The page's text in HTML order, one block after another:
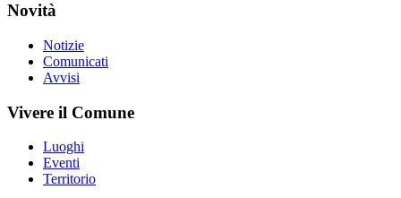
Novità
Notizie
Comunicati
Avvisi
Vivere il Comune
Luoghi
Eventi
Territorio